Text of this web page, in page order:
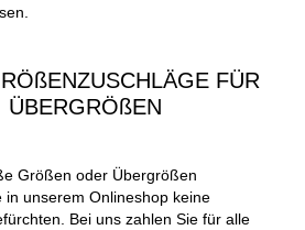
FÜR
ÜBERGRÖßEN
Größen oder Übergrößen
in unserem Onlineshop keine
Bei uns zahlen Sie für alle